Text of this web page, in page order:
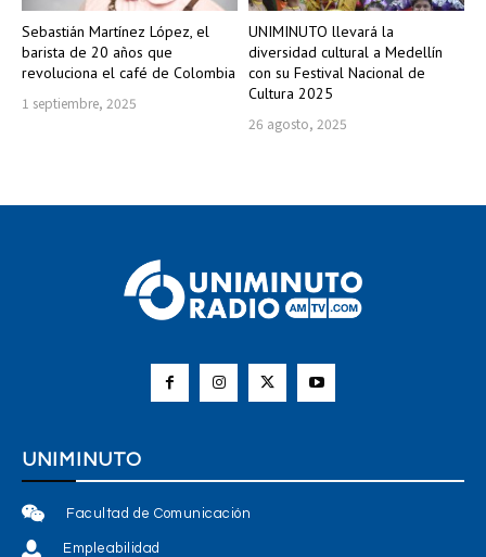
Sebastián Martínez López, el
barista de 20 años que
revoluciona el café de Colombia
1 septiembre, 2025
UNIMINUTO llevará la
diversidad cultural a Medellín
con su Festival Nacional de
Cultura 2025
26 agosto, 2025
UNIMINUTO
Facultad de Comunicación
Empleabilidad